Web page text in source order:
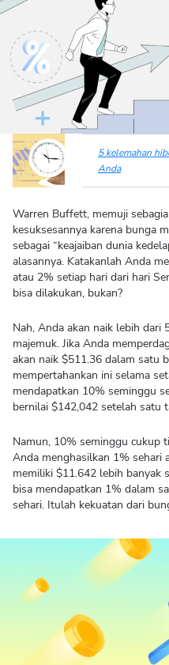
5 kelemahan
Anda
Warren Buffett, memuji
kesuksesannya karena bunga
sebagai “keajaiban dunia
alasannya. Katakanlah Anda
atau 2% setiap hari dari hari
bisa dilakukan, bukan?
Nah, Anda akan naik lebih dari
majemuk. Jika Anda
akan naik $511.36 dalam satu
mempertahankan ini selama
mendapatkan 10% seminggu
bernilai $142,042 setelah satu
Namun, 10% seminggu cukup
Anda menghasilkan 1% sehari
memiliki $11.642 lebih banyak
bisa mendapatkan 1% dalam
sehari. Itulah kekuatan dari